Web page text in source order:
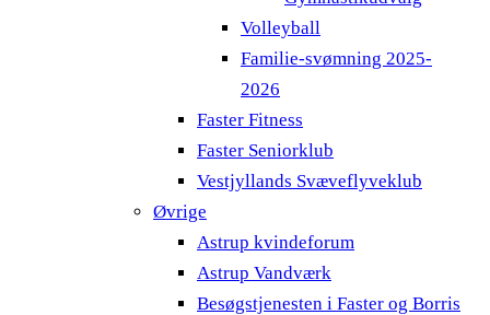
Volleyball
Familie-svømning 2025-
2026
Faster Fitness
Faster Seniorklub
Vestjyllands Svæveflyveklub
Øvrige
Astrup kvindeforum
Astrup Vandværk
Besøgstjenesten i Faster og Borris